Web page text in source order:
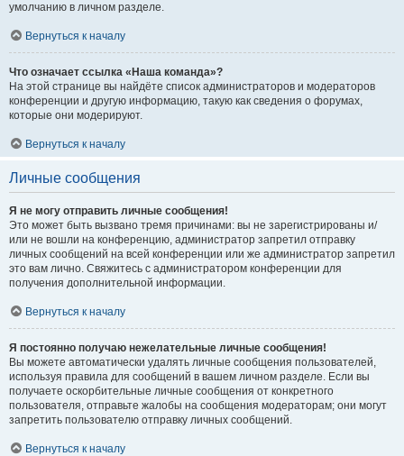
умолчанию в личном разделе.
Вернуться к началу
Что означает ссылка «Наша команда»?
На этой странице вы найдёте список администраторов и модераторов
конференции и другую информацию, такую как сведения о форумах,
которые они модерируют.
Вернуться к началу
Личные сообщения
Я не могу отправить личные сообщения!
Это может быть вызвано тремя причинами: вы не зарегистрированы и/
или не вошли на конференцию, администратор запретил отправку
личных сообщений на всей конференции или же администратор запретил
это вам лично. Свяжитесь с администратором конференции для
получения дополнительной информации.
Вернуться к началу
Я постоянно получаю нежелательные личные сообщения!
Вы можете автоматически удалять личные сообщения пользователей,
используя правила для сообщений в вашем личном разделе. Если вы
получаете оскорбительные личные сообщения от конкретного
пользователя, отправьте жалобы на сообщения модераторам; они могут
запретить пользователю отправку личных сообщений.
Вернуться к началу